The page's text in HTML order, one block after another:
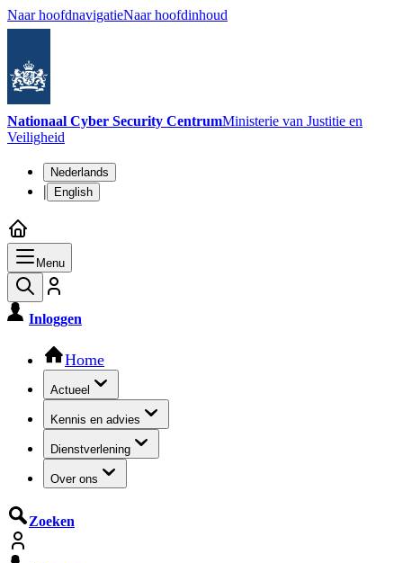
Naar hoofdnavigatieNaar hoofdinhoud
Nationaal Cyber Security CentrumMinisterie van Justitie en
Veiligheid
Taalkeuze
Nederlands
| English
Menu
Inloggen
Hoofdnavigatie
Home
Actueel
Kennis en advies
Dienstverlening
Over ons
Zoeken